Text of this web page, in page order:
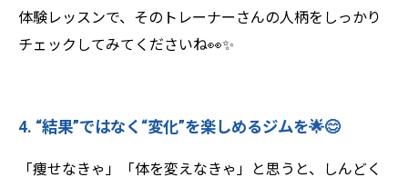
体験レッスンで、そのトレーナーさんの人柄をしっかり
チェックしてみてくださいね👀✨
4. “結果”ではなく“変化”を楽しめるジムを🌟😊
「痩せなきゃ」「体を変えなきゃ」と思うと、しんどく